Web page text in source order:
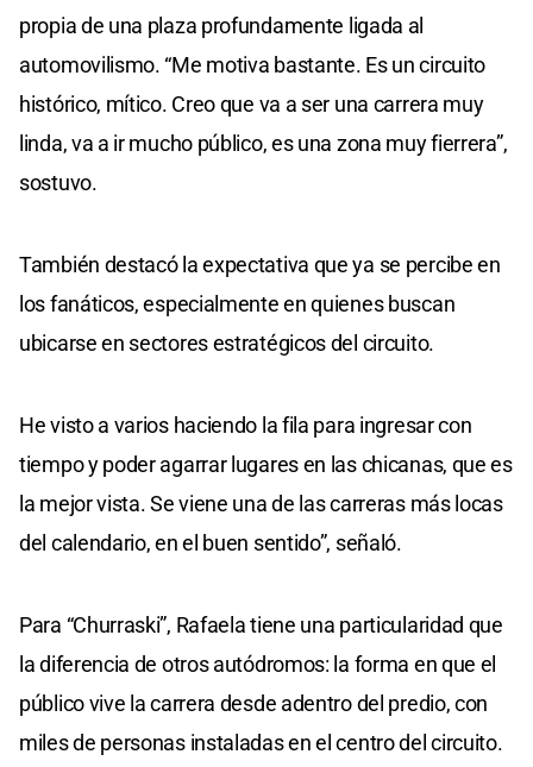
propia de una plaza profundamente ligada al
automovilismo. “Me motiva bastante. Es un circuito
histórico, mítico. Creo que va a ser una carrera muy
linda, va a ir mucho público, es una zona muy fierrera”,
sostuvo.
También destacó la expectativa que ya se percibe en
los fanáticos, especialmente en quienes buscan
ubicarse en sectores estratégicos del circuito.
He visto a varios haciendo la fila para ingresar con
tiempo y poder agarrar lugares en las chicanas, que es
la mejor vista. Se viene una de las carreras más locas
del calendario, en el buen sentido”, señaló.
Para “Churraski”, Rafaela tiene una particularidad que
la diferencia de otros autódromos: la forma en que el
público vive la carrera desde adentro del predio, con
miles de personas instaladas en el centro del circuito.